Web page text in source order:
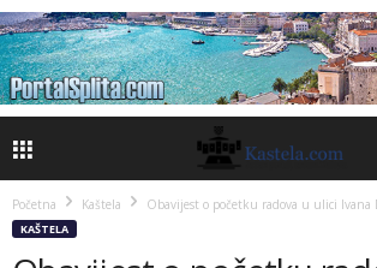
Početna Kaštela Obavijest o početku radova u ulici Ivana
KAŠTELA